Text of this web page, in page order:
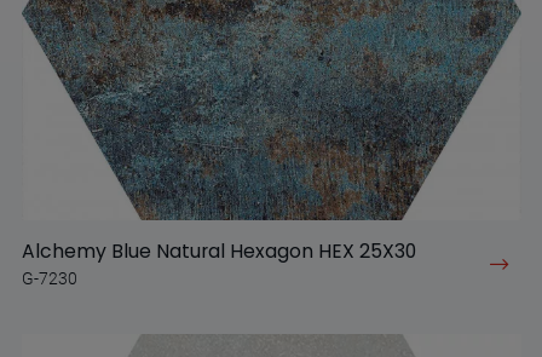
Alchemy Blue Natural Hexagon HEX 25X30
G-7230